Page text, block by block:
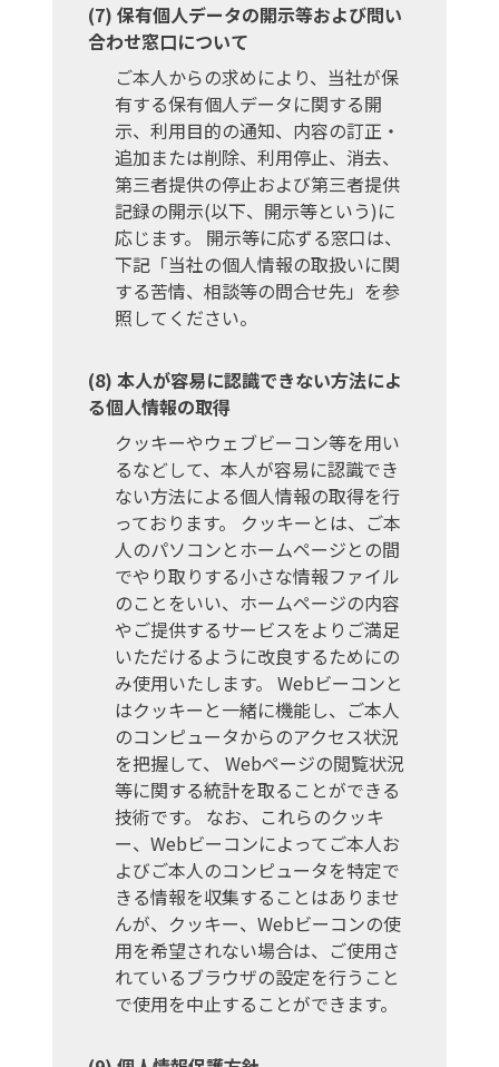
保有個人データの開示等および問い
合わせ窓口について
ご本人からの求めにより、当社が保
有する保有個人データに関する開
示、利用目的の通知、内容の訂正・
追加または削除、利用停止、消去、
第三者提供の停止および第三者提供
記録の開示(以下、開示等という)に
応じます。 開示等に応ずる窓口は、
下記「当社の個人情報の取扱いに関
する苦情、相談等の問合せ先」を参
照してください。
本人が容易に認識できない方法によ
る個人情報の取得
クッキーやウェブビーコン等を用い
るなどして、本人が容易に認識でき
ない方法による個人情報の取得を行
っております。 クッキーとは、ご本
人のパソコンとホームページとの間
でやり取りする小さな情報ファイル
のことをいい、ホームページの内容
やご提供するサービスをよりご満足
いただけるように改良するためにの
み使用いたします。 Webビーコンと
はクッキーと一緒に機能し、ご本人
のコンピュータからのアクセス状況
を把握して、 Webページの閲覧状況
等に関する統計を取ることができる
技術です。 なお、これらのクッキ
ー、Webビーコンによってご本人お
よびご本人のコンピュータを特定で
きる情報を収集することはありませ
んが、クッキー、Webビーコンの使
用を希望されない場合は、ご使用さ
れているブラウザの設定を行うこと
で使用を中止することができます。